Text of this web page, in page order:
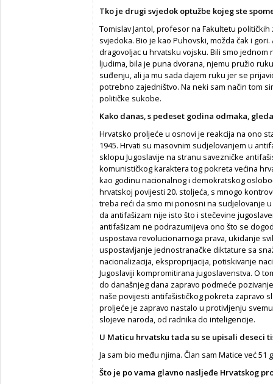
Tko je drugi svjedok optužbe kojeg ste
Tomislav Jantol, profesor na Fakultetu
svjedoka. Bio je kao Puhovski, možda čak i
dragovoljac u hrvatsku vojsku. Bili smo jednom
ljudima, bila je puna dvorana, njemu pružio
suđenju, ali ja mu sada dajem ruku jer se
potrebno zajedništvo. Na neki sam način tom
političke sukobe.
Kako danas, s pedeset godina odmaka,
Hrvatsko proljeće u osnovi je reakcija na ono
1945. Hrvati su masovnim sudjelovanjem u
sklopu Jugoslavije na stranu savezničke
komunističkog karaktera tog pokreta većina
kao godinu nacionalnog i demokratskog
hrvatskoj povijesti 20. stoljeća, s mnogo
treba reći da smo mi ponosni na sudjelovanje
da antifašizam nije isto što i stečevine
antifašizam ne podrazumijeva ono što se
uspostava revolucionarnoga prava, ukidanje
uspostavljanje jednostranačke diktature sa
nacionalizacija, eksproprijacija, potiskivanje
Jugoslaviji kompromitirana jugoslavenstva. O
do današnjeg dana zapravo podmeće
naše povijesti antifašističkog pokreta zapravo
proljeće je zapravo nastalo u protivljenju
slojeve naroda, od radnika do inteligencije.
U Maticu hrvatsku tada su se upisali deseci
Ja sam bio među njima. Član sam Matice već 51
Što je po vama glavno nasljeđe Hrvatskog